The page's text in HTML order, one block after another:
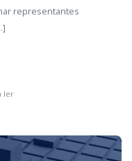
representantes
ler